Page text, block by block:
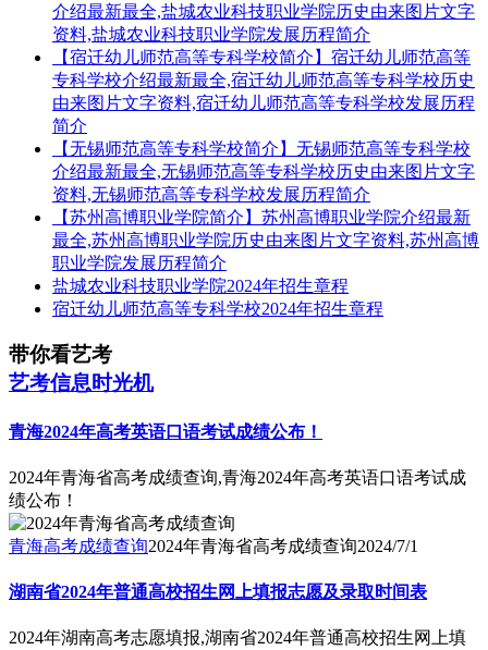
介绍最新最全,盐城农业科技职业学院历史由来图片文字
资料,盐城农业科技职业学院发展历程简介
【宿迁幼儿师范高等专科学校简介】宿迁幼儿师范高等
专科学校介绍最新最全,宿迁幼儿师范高等专科学校历史
由来图片文字资料,宿迁幼儿师范高等专科学校发展历程
简介
【无锡师范高等专科学校简介】无锡师范高等专科学校
介绍最新最全,无锡师范高等专科学校历史由来图片文字
资料,无锡师范高等专科学校发展历程简介
【苏州高博职业学院简介】苏州高博职业学院介绍最新
最全,苏州高博职业学院历史由来图片文字资料,苏州高博
职业学院发展历程简介
盐城农业科技职业学院2024年招生章程
宿迁幼儿师范高等专科学校2024年招生章程
带你看艺考
艺考信息时光机
青海2024年高考英语口语考试成绩公布！
2024年青海省高考成绩查询,青海2024年高考英语口语考试成
绩公布！
青海高考成绩查询2024年青海省高考成绩查询2024/7/1
湖南省2024年普通高校招生网上填报志愿及录取时间表
2024年湖南高考志愿填报,湖南省2024年普通高校招生网上填